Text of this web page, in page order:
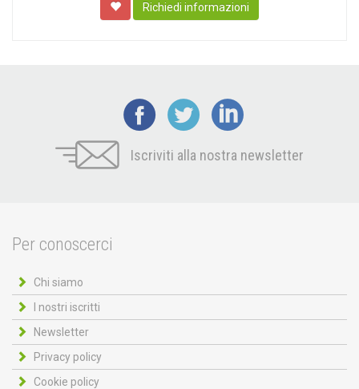
Richiedi informazioni
Iscriviti alla nostra newsletter
Per conoscerci
Chi siamo
I nostri iscritti
Newsletter
Privacy policy
Cookie policy